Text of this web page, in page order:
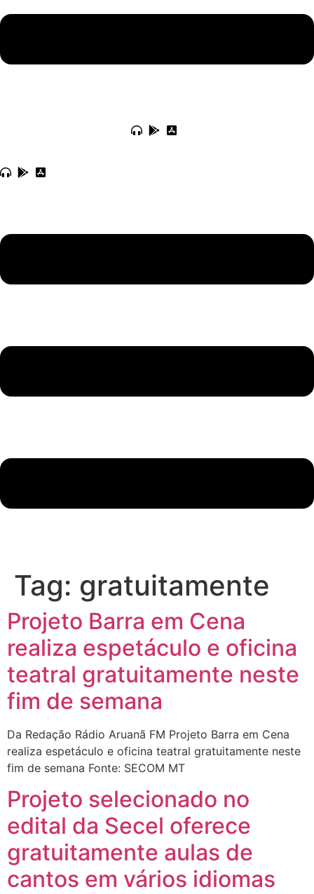
Tag: gratuitamente
Projeto Barra em Cena
realiza espetáculo e oficina
teatral gratuitamente neste
fim de semana
Da Redação Rádio Aruanã FM Projeto Barra em Cena
realiza espetáculo e oficina teatral gratuitamente neste
fim de semana Fonte: SECOM MT
Projeto selecionado no
edital da Secel oferece
gratuitamente aulas de
cantos em vários idiomas